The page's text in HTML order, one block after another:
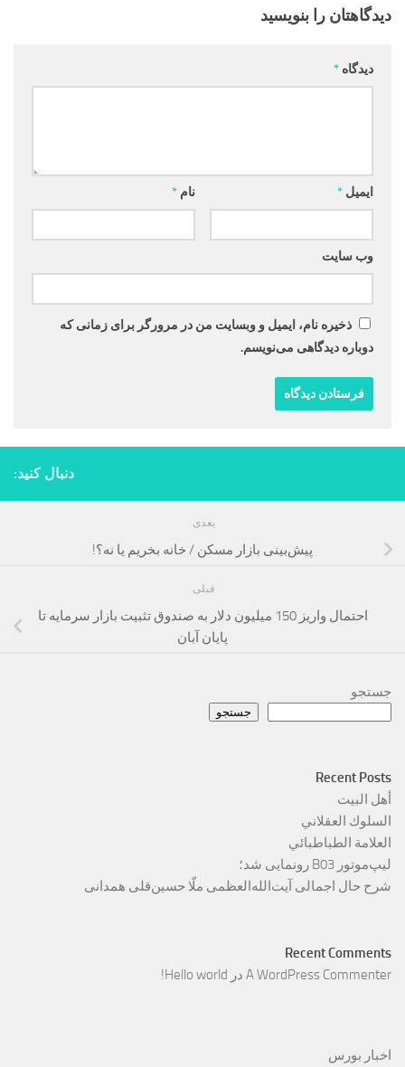
دیدگاهتان را بنویسید
دیدگاه *
نام * ایمیل *
وب‌ سایت
ذخیره نام، ایمیل و وبسایت من در مرورگر برای زمانی که
دوباره دیدگاهی می‌نویسم.
دنبال کنید:
بعدی
پیش‌بینی بازار مسکن / خانه بخریم یا نه؟!
قبلی
احتمال واریز 150 میلیون دلار به صندوق تثبیت بازار سرمایه تا
پایان آبان
جستجو
جستجو
Recent Posts
أهل البيت
السلوك العقلاني
العلامة الطباطبائي
لیپ‌موتور B03 رونمایی شد؛
شرح حال اجمالی آیت‌الله‌العظمی ملّا حسین‌قلی همدانی
Recent Comments
A WordPress Commenter در Hello world!
اخبار بورس